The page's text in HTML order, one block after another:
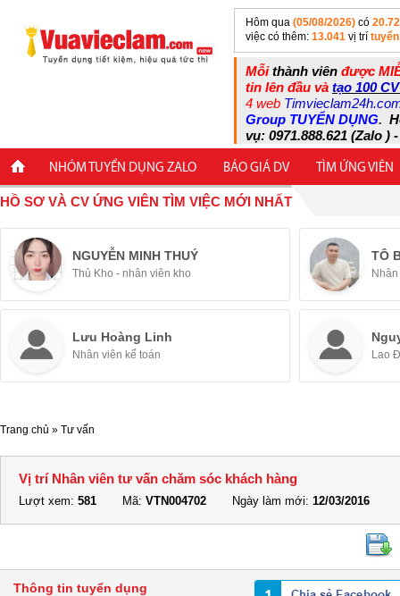
Hôm qua (05/08/2026) có
việc có thêm: 13.041 vị trí
Mỗithành viên được
tin lên đầu và tạo 100
4 web
Group TUYỂN DỤNG.
vụ: 0971.888.621 (Zalo )
NHÓM TUYỂN DỤNG ZALO BÁO GIÁ DV TÌM ỨNG VIÊN
HỒ SƠ VÀ CV ỨNG VIÊN TÌM VIỆC MỚI NHẤT
NGUYỄN MINH THUÝ
Thủ Kho - nhân viên kho
TÔ
Lưu Hoàng Linh
Nhân viên kế toán Lao
Trang chủ » Tư vấn
Vị trí Nhân viên tư vấn chăm sóc khách hàng
Lượt xem: 581 Mã: VTN004702 Ngày làm mới: 12/03/2016
Thông tin tuyển dụng